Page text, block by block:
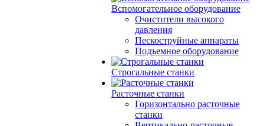
Вспомогательное оборудование
Очистители высокого
давления
Пескоструйные аппараты
Подъемное оборудование
Строгальные станки
Расточные станки
Горизонтально расточные
станки